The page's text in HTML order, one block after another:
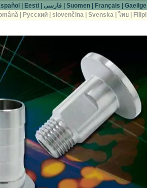
Eesti| فارسی| Suomen| Français Gaeilge
Русский |slovenčina |Svenska |ไทย